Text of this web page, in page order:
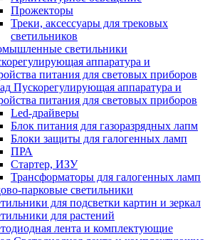
Прожекторы
Треки, аксессуары для трековых
светильников
светильники
аппаратура и
питания для световых приборов
Пускорегулирующая аппаратура и
питания для световых приборов
Led-драйверы
Блок питания для газоразрядных лапм
Блоки защиты для галогенных ламп
ПРА
Стартер, ИЗУ
Трансформаторы для галогенных ламп
парковые светильники
для подсветки картин и зеркал
для растений
лента и комплектующие